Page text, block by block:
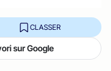
CLASSER
sur Google